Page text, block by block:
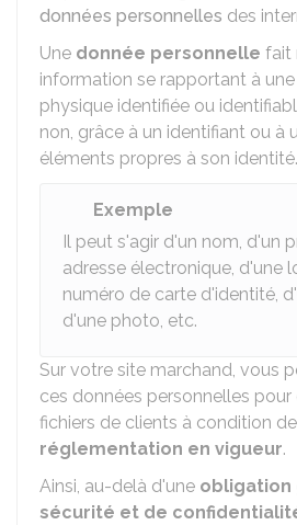
données personnelles des
Une donnée personnelle fait
information se rapportant à
physique identifiée ou
non, grâce à un identifiant ou à
éléments propres à son identité.
Exemple
Il peut s'agir d'un nom, d'un
adresse électronique, d'une
numéro de carte d'identité,
d'une photo, etc.
Sur votre site marchand, vous
ces données personnelles
fichiers de clients à condition
réglementation en vigueur.
Ainsi, au-delà d'une obligation
sécurité et de